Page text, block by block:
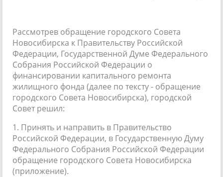
Рассмотрев обращение городского Совета
Новосибирска к Правительству Российской
Федерации, Государственной Думе Федерального
Собрания Российской Федерации о
финансировании капитального ремонта
жилищного фонда (далее по тексту - обращение
городского Совета Новосибирска), городской
Совет решил:
1. Принять и направить в Правительство
Российской Федерации, в Государственную Думу
Федерального Собрания Российской Федерации
обращение городского Совета Новосибирска
(приложение).